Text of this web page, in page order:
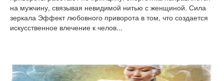
на мужчину, связывая невидимой нитью с женщиной. Сила
зеркала Эффект любовного приворота в том, что создается
искусственное влечение к челов...